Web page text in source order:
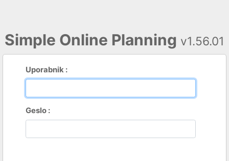
Simple Online Planning v1.56.01
Uporabnik :
Geslo :